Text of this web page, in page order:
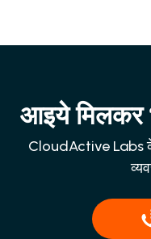
आइये मिलकर
CloudActive Labs